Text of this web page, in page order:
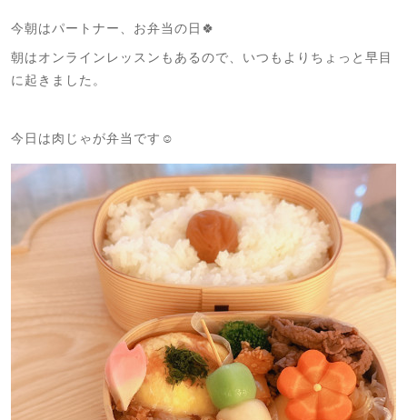
今朝はパートナー、お弁当の日🍀
朝はオンラインレッスンもあるので、いつもよりちょっと早目
に起きました。
今日は肉じゃが弁当です☺️